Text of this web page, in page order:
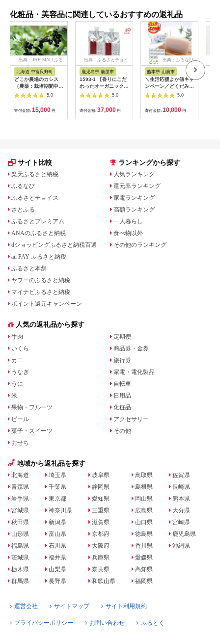
化粧品・美容品に関連しているおすすめの返礼品
出典：JRE MALLふる
さと納税
北海道 中富良野町
どこか農場のカシス
（農薬：栽培期間中不
使用）
5.0
寄付金額: 15,000 円
出典：ふるさとチョイ
ス
鹿児島県 鹿屋市
1593-1 【香りにこだ
わったオーガニックヘ
アケアシリーズ】RS
シャンプー ルフラ
49 1,000ml×２
5.0
寄付金額: 37,000 円
出典：ふるなび
熊本県 山鹿市
＼生活応援よか値キャ
ンペーン／どくだみ石
けん130g×12個セッ
ト 【株式会社 地の塩
社】[ZAN011-CP]
5.0
寄付金額: 10,000 円
ノ
サイト比較
楽天ふるさと納税
ふるなび
ふるさとチョイス
さとふる
ふるさとプレミアム
ANAのふるさと納税
dショッピングふるさと納税百選
au PAY ふるさと納税
ふるさと本舗
ヤフーのふるさと納税
マイナビふるさと納税
ポイント還元キャンペーン
ランキングから探す
人気ランキング
還元率ランキング
家電ランキング
高額ランキング
一人暮らし
食べ物以外
その他のランキング
人気の返礼品から探す
牛肉
いくら
カニ
うなぎ
うに
米
果物・フルーツ
ビール
菓子・スイーツ
おせち
定期便
商品券・金券
旅行券
家電・電化製品
自転車
日用品
化粧品
アクセサリー
その他
地域から返礼品を探す
北海道
青森県
岩手県
宮城県
秋田県
山形県
福島県
茨城県
栃木県
群馬県
埼玉県
千葉県
東京都
神奈川県
新潟県
富山県
石川県
福井県
山梨県
長野県
岐阜県
静岡県
愛知県
三重県
滋賀県
京都府
大阪府
兵庫県
奈良県
和歌山県
鳥取県
島根県
岡山県
広島県
山口県
徳島県
香川県
愛媛県
高知県
福岡県
佐賀県
長崎県
熊本県
大分県
宮崎県
鹿児島県
沖縄県
運営会社 サイトマップ サイト利用規約
プライバシーポリシー お問い合わせ ふるとく